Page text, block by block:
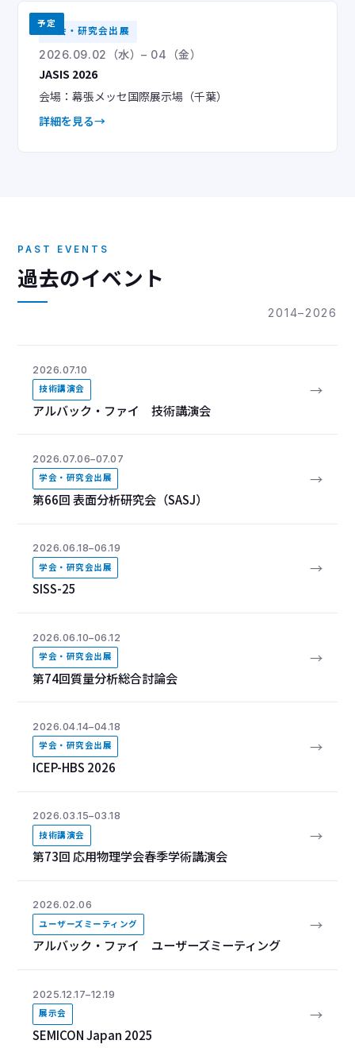
予定
学会・研究会出展
2026.09.02（水）– 04（金）
JASIS 2026
会場：幕張メッセ国際展示場（千葉）
詳細を見る
PAST EVENTS
過去のイベント
2014–2026
2026.07.10
技術講演会
アルバック・ファイ 技術講演会
→
2026.07.06–07.07
学会・研究会出展
第66回 表面分析研究会（SASJ）
→
2026.06.18–06.19
学会・研究会出展
SISS-25
→
2026.06.10–06.12
学会・研究会出展
第74回質量分析総合討論会
→
2026.04.14–04.18
学会・研究会出展
ICEP-HBS 2026
→
2026.03.15–03.18
技術講演会
第73回 応用物理学会春季学術講演会
→
2026.02.06
ユーザーズミーティング
アルバック・ファイ ユーザーズミーティング
→
2025.12.17–12.19
展示会
SEMICON Japan 2025
→